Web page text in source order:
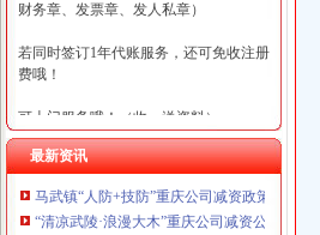
财务章、发票章、发人私章）
若同时签订1年代账服务，还可免收注册
费哦！
可上门服务哦！（收、送资料）
可加急服务哦！（最快可1工作日）
可代理开银行账户！（我们有长期合作
的银行，可免银行年费用）
最新资讯
马武镇“人防+技防”重庆公司减资政策齐发力
“清凉武陵·浪漫大木”重庆公司减资公告杯中